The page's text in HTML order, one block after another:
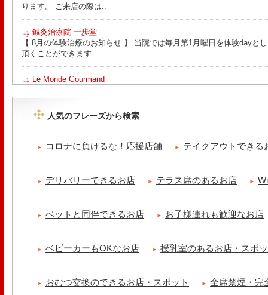
ります。 ご来店の際は..
鍼灸治療院 一歩堂
【 8月の体験治療のお知らせ 】 当院では毎月第1月曜日を体験dayと
頂くことができます..
Le Monde Gourmand
ッコラサラダをそえて)手..
【 平日限定ランチメニュー 】 ワンプレートランチ登場！！パスタや
京都九条ねぎ焼き専門店 ねぎ家 -時代家 旬-
だれ。とろりとした温泉卵..
【 よもぎ蒸しやリラクゼーション専門の顧問契約 】 冷え性改善協会
クゼーション店を専..
人気のフレーズから検索
コロナに負けるな！応援店舗 テイクアウトできる
デリバリーできるお店 テラス席のあるお店
ペットと同伴できるお店 お子様連れも歓迎なお店
ベビーカーもOKなお店 授乳室のあるお店・スポ
おむつ交換のできるお店・スポット 全席禁煙・完